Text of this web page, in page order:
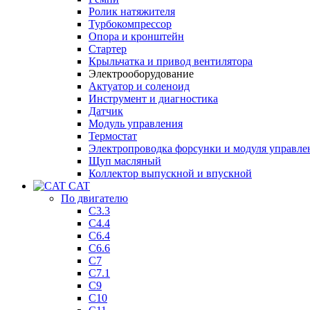
Ролик натяжителя
Турбокомпрессор
Опора и кронштейн
Стартер
Крыльчатка и привод вентилятора
Электрооборудование
Актуатор и соленоид
Инструмент и диагностика
Датчик
Модуль управления
Термостат
Электропроводка форсунки и модуля
Щуп масляный
Коллектор выпускной и впускной
CAT
По двигателю
C3.3
C4.4
C6.4
C6.6
C7
C7.1
C9
C10